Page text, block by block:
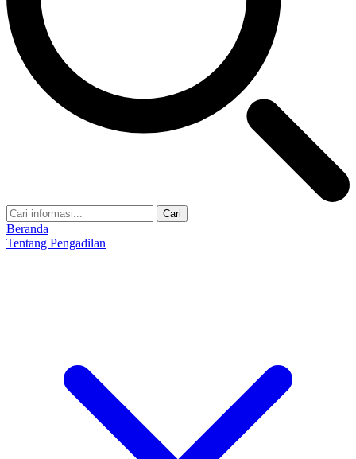
Cari
Beranda
Tentang Pengadilan